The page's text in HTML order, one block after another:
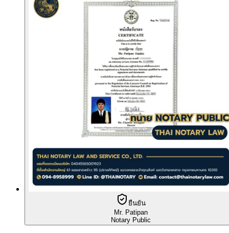
ยืนยัน
Mr. Patipan
Notary Public